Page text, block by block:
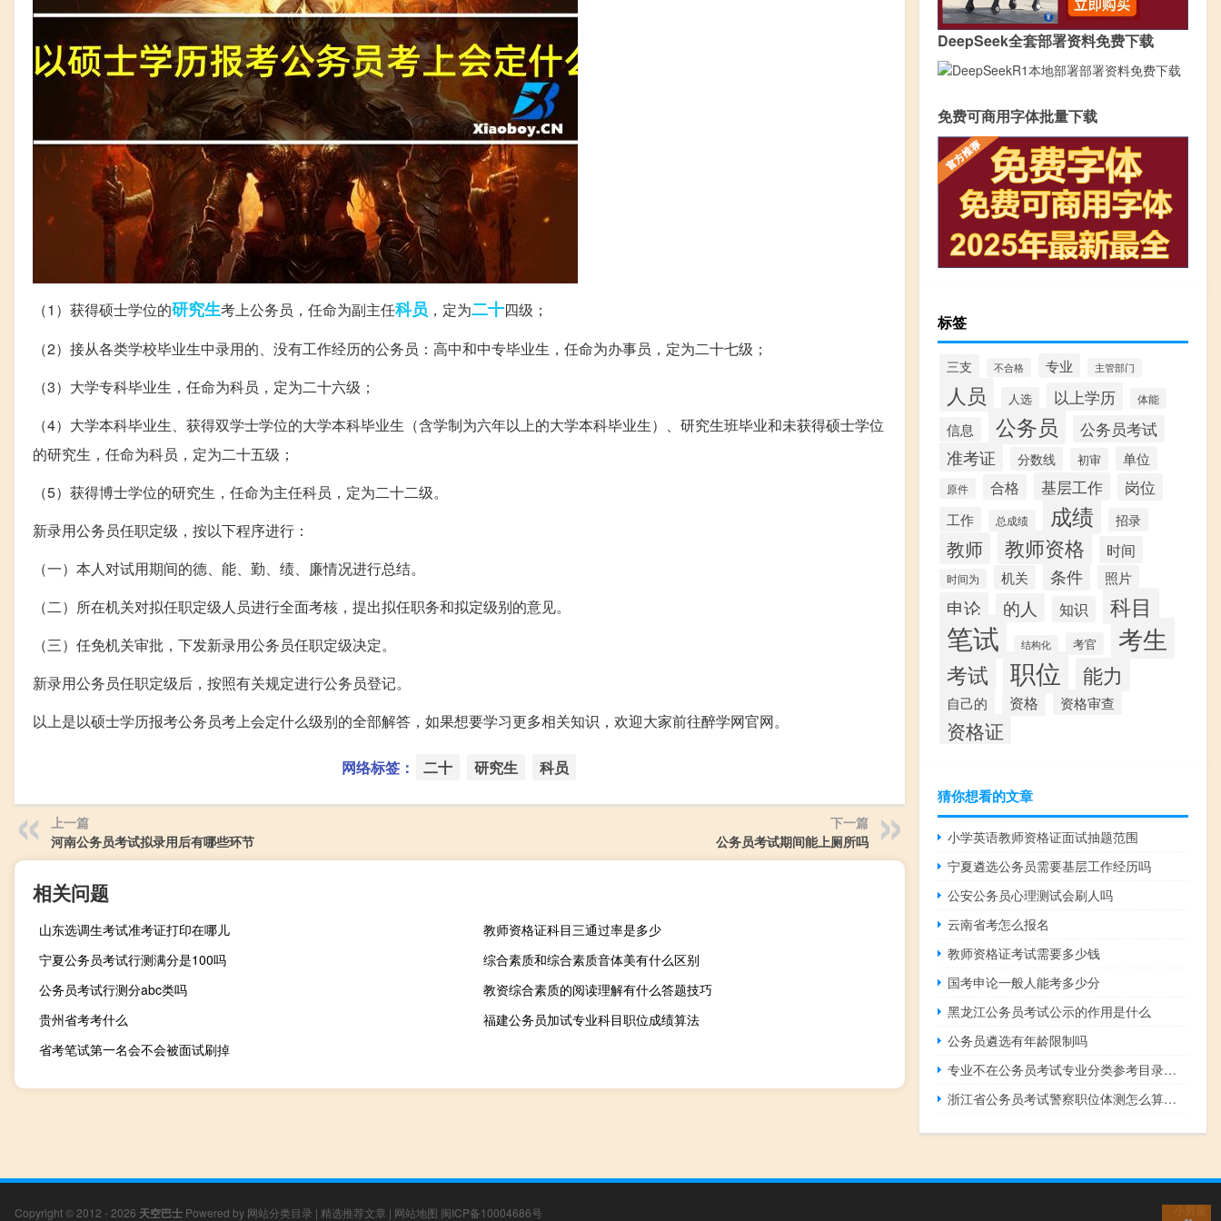
（1）获得硕士学位的研究生考上公务员，任命为副主任科员 ，定为二十四级；
（2）接从各类学校毕业生中录用的、没有工作经历的公务员：高中和中专毕业生，任命为办事员，定为二十七级；
（3）大学专科毕业生，任命为科员，定为二十六级；
（4）大学本科毕业生、获得双学士学位的大学本科毕业生（含学制为六年以上的大学本科毕业生）、研究生班毕业和未获得硕士学位
的研究生，任命为科员，定为二十五级；
（5）获得博士学位的研究生，任命为主任科员，定为二十二级。
新录用公务员任职定级，按以下程序进行：
（一）本人对试用期间的德、能、勤、绩、廉情况进行总结。
（二）所在机关对拟任职定级人员进行全面考核，提出拟任职务和拟定级别的意见。
（三）任免机关审批，下发新录用公务员任职定级决定。
新录用公务员任职定级后，按照有关规定进行公务员登记。
以上是以硕士学历报考公务员考上会定什么级别的全部解答，如果想要学习更多相关知识，欢迎大家前往醉学网官网。
网络标签： 二十 研究生 科员
上一篇
河南公务员考试拟录用后有哪些环节
下一篇
公务员考试期间能上厕所吗
相关问题
山东选调生考试准考证打印在哪儿
教师资格证科目三通过率是多少
宁夏公务员考试行测满分是100吗
综合素质和综合素质音体美有什么区别
公务员考试行测分abc类吗
教资综合素质的阅读理解有什么答题技巧
贵州省考考什么
福建公务员加试专业科目职位成绩算法
省考笔试第一名会不会被面试刷掉
DeepSeek全套部署资料免费下载
免费可商用字体批量下载
标签
三支 不合格 专业 主管部门
人员 人选 以上学历 体能
信息 公务员 公务员考试
准考证 分数线 初审 单位
原件 合格 基层工作 岗位
工作 总成绩 成绩 招录
教师 教师资格 时间
时间为 机关 条件 照片
申论 的人 知识 科目
笔试 结构化 考官 考生
考试 职位 能力
自己的 资格 资格审查
资格证
猜你想看的文章
小学英语教师资格证面试抽题范围
宁夏遴选公务员需要基层工作经历吗
公安公务员心理测试会刷人吗
云南省考怎么报名
教师资格证考试需要多少钱
国考申论一般人能考多少分
黑龙江公务员考试公示的作用是什么
公务员遴选有年龄限制吗
专业不在公务员考试专业分类参考目录内怎么办
浙江省公务员考试警察职位体测怎么算合格
Copyright © 2012 - 2026 天空巴士 Powered by 网站分类目录 | 精选推荐文章 | 网站地图 闽ICP备10004686号 小男孩